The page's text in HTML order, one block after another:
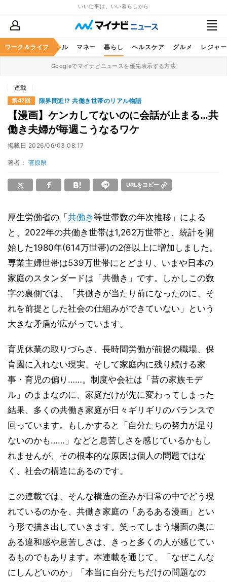
いい仕事は、いい暮らしから
ワーク＆ライフ
ア ビジネススキル マネー 暮らし ヘルスケア グルメ レジャー
Googleでマイナビニュースを優先表示する方法
連載
第47回 限界間近!? 共働き世帯のリアル物語
【漫画】ケンカしてないのに会話が止まる…共
働き夫婦が毎週こうなるワケ
掲載日 2026/06/03 08:17
著者： 菅原県
URLをコピー
厚生労働省の「 共働き等世帯数の年次推移」による
と、2022年の共働き世帯は1,262万世帯と、統計を開
始した1980年(614万世帯)の2倍以上に増加しました。
専業主婦世帯は539万世帯にとどまり、いまや日本の
家庭のスタンダードは「共働き」です。しかしこの数
字の裏側では、「共働きが当たり前になったのに、そ
れを前提とした社会の仕組みができていない」という
大きな矛盾が広がっています。
育児休業の取りづらさ、長時間労働が前提の職場、保
育園に入れない現実、そして家庭内に残り続ける家
事・育児の偏り……。制度や会社は「昔の家族モデ
ル」のままなのに、家庭だけが先に変わってしまった
結果、多くの共働き家庭が日々ギリギリのバランスで
回っています。もしかすると「自分たちの努力が足り
ないのかも……」などと息苦しさを感じているかもし
れませんが、その根本的な原因は個人の問題ではな
く、社会の構造にあるのです。
この連載では、そんな構造の歪みが日常の中でどう現
れているのかを、共働き家庭の「あるある漫画」とい
う形で描き出していきます。笑ってしまう場面の奥に
ある違和感や息苦しさは、きっと多くの人が感じてい
るものでもあります。本連載を通じて、「なぜこんな
にしんどいのか」「本当に自分たちだけの問題なの